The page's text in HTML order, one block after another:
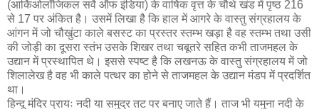
(आर्किओलॉजिकल सर्वे ऑफ इंडिया) के वार्षिक वृत्त के चौथे खंड में पृष्ठ 216
से 17 पर अंकित है। उसमें लिखा है कि हाल में आगरे के वास्तु संग्रहालय के
आंगन में जो चौखुंटा काले बसस्ट का प्रस्तर स्तम्भ खड़ा है वह स्तम्भ तथा उसी
की जोड़ी का दूसरा स्तंभ उसके शिखर तथा चबूतरे सहित कभी ताजमहल के
उद्यान में प्रस्थापित थे। इससे स्पष्ट है कि लखनऊ के वास्तु संग्रहालय में जो
शिलालेख है वह भी काले पत्थर का होने से ताजमहल के उद्यान मंडप में प्रदर्शित
था।
हिन्दू मंदिर प्रायः नदी या समुद्र तट पर बनाए जाते हैं। ताज भी यमुना नदी के